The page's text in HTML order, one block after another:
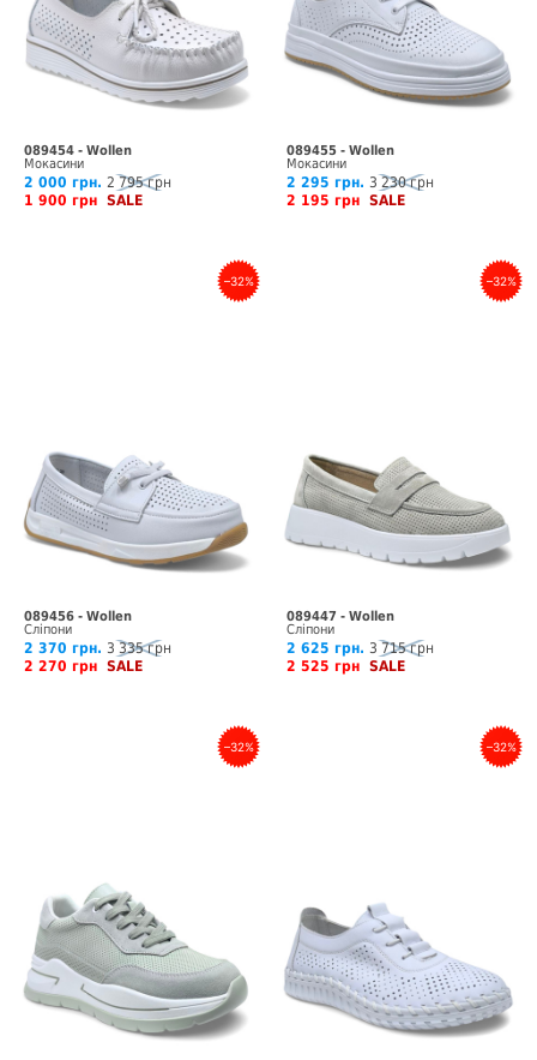
089454 - Wollen
Мокасини
2 000 грн. 2 795 грн
1 900 грн SALE
089455 - Wollen
Мокасини
2 295 грн. 3 230 грн
2 195 грн SALE
–32%
089456 - Wollen
Сліпони
2 370 грн. 3 335 грн
2 270 грн SALE
–32%
089447 - Wollen
Сліпони
2 625 грн. 3 715 грн
2 525 грн SALE
–32% –32%